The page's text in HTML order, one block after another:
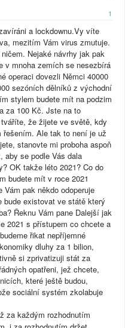
1
a lockdownu.Vy víte
mezitím Vám virus zmutuje.
Nejaké návrhy jak pak
v mnoha zemích se nesezbírá
operaci dovezli Němci 40000
sezóních dělníků z východní
stylem budete mít na podzim
za 100 Kč. Jste na to
že žijete ve světě, kdy
Ale tak to není je už
stanovte mi proboha aspoň
aby se podle Vás dala
OK takže léto 2021? Co do
budete mít v roce 2021
pak někdo odoperuje
existovat ve státě který
Řeknu Vám pane Dalejší jak
2021 s přístupem co chcete a
řikat nepříjemné
dluhy za 1 bilion,
si zprivatizuji stát za
opatřeni, jež chcete,
které ještě budou,
sociální systém zkolabuje
za každým rozhodnutím